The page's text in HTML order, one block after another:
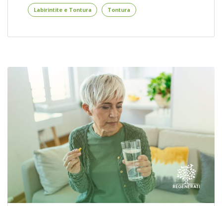
Quando
se
Labirintite e Tontura Tontura